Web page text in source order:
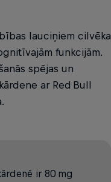
lauciņiem cilvēka
funkcijām.
spējas un
ar Red Bull
ir 80 mg